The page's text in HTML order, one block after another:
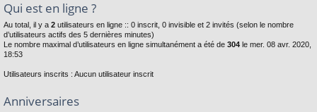
Qui est en ligne ?
Au total, il y a 2 utilisateurs en ligne :: 0 inscrit, 0 invisible et 2 invités (selon le nombre
d’utilisateurs actifs des 5 dernières minutes)
Le nombre maximal d’utilisateurs en ligne simultanément a été de 304 le mer. 08 avr. 2020,
18:53
Utilisateurs inscrits : Aucun utilisateur inscrit
Anniversaires